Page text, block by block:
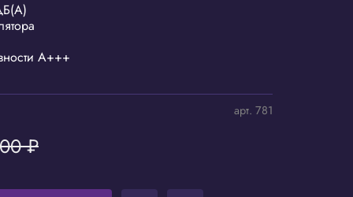
арт. 781
₽
A+++